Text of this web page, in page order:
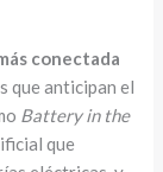
conectada
que anticipan el
Battery in the
que